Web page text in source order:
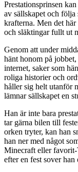
Prestationsprinsen
av sällskapet och följa
krafterna. Men det
och släktingar fullt ut
Genom att under
hänt honom på
internet, saker som
roliga historier och
håller sig helt utanför
lämnar sällskapet en
Han är inte bara
tar gärna bilen till
orken tryter, kan han
han ner med något
Minecraft eller favorit-
efter en fest sover han